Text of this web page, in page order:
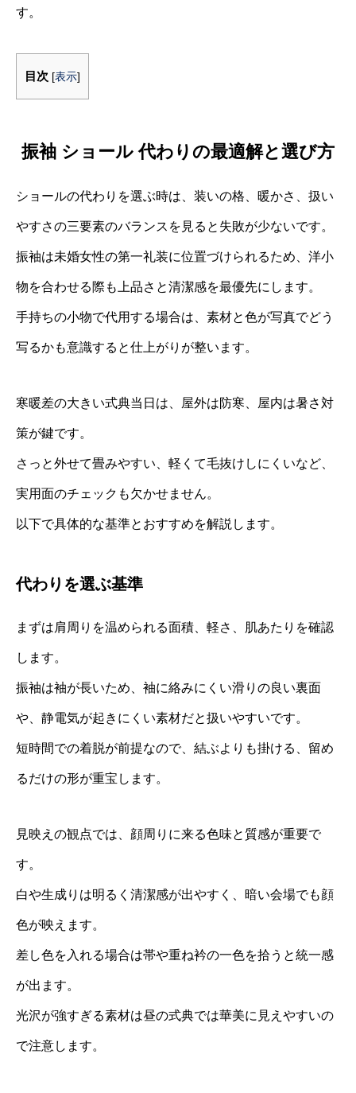
す。
目次 [表示]
振袖 ショール 代わりの最適解と選び方
ショールの代わりを選ぶ時は、装いの格、暖かさ、扱い
やすさの三要素のバランスを見ると失敗が少ないです。
振袖は未婚女性の第一礼装に位置づけられるため、洋小
物を合わせる際も上品さと清潔感を最優先にします。
手持ちの小物で代用する場合は、素材と色が写真でどう
写るかも意識すると仕上がりが整います。
寒暖差の大きい式典当日は、屋外は防寒、屋内は暑さ対
策が鍵です。
さっと外せて畳みやすい、軽くて毛抜けしにくいなど、
実用面のチェックも欠かせません。
以下で具体的な基準とおすすめを解説します。
代わりを選ぶ基準
まずは肩周りを温められる面積、軽さ、肌あたりを確認
します。
振袖は袖が長いため、袖に絡みにくい滑りの良い裏面
や、静電気が起きにくい素材だと扱いやすいです。
短時間での着脱が前提なので、結ぶよりも掛ける、留め
るだけの形が重宝します。
見映えの観点では、顔周りに来る色味と質感が重要で
す。
白や生成りは明るく清潔感が出やすく、暗い会場でも顔
色が映えます。
差し色を入れる場合は帯や重ね衿の一色を拾うと統一感
が出ます。
光沢が強すぎる素材は昼の式典では華美に見えやすいの
で注意します。